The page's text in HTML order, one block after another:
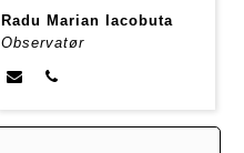
Radu Marian Iacobuta
Observatør